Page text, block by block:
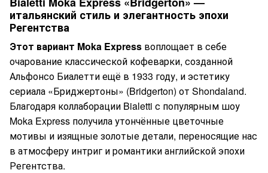
итальянский стиль и элегантность эпохи
Регентства
Этот вариант Moka Express воплощает в себе
очарование классической кофеварки, созданной
Альфонсо Биалетти ещё в 1933 году, и эстетику
сериала «Бриджертоны» (Bridgerton) от Shondaland.
Благодаря коллаборации Bialetti с популярным шоу
Moka Express получила утончённые цветочные
мотивы и изящные золотые детали, переносящие нас
в атмосферу интриг и романтики английской эпохи
Регентства.